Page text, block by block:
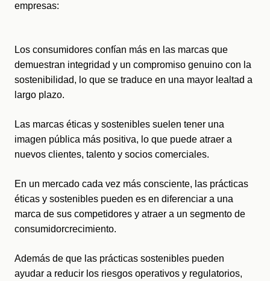
empresas:
Los consumidores confían más en las marcas que
demuestran integridad y un compromiso genuino con la
sostenibilidad, lo que se traduce en una mayor lealtad a
largo plazo.
Las marcas éticas y sostenibles suelen tener una
imagen pública más positiva, lo que puede atraer a
nuevos clientes, talento y socios comerciales.
En un mercado cada vez más consciente, las prácticas
éticas y sostenibles pueden es en diferenciar a una
marca de sus competidores y atraer a un segmento de
consumidorcrecimiento.
Además de que las prácticas sostenibles pueden
ayudar a reducir los riesgos operativos y regulatorios,